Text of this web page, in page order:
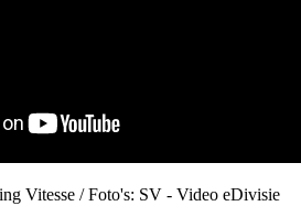
Vitesse / Foto's: SV - Video eDivisie